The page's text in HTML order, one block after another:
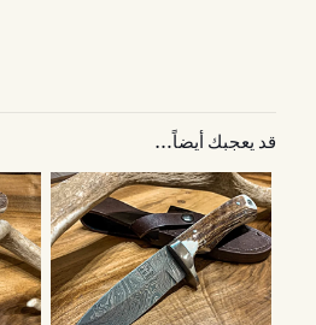
قد يعجبك أيضاً…